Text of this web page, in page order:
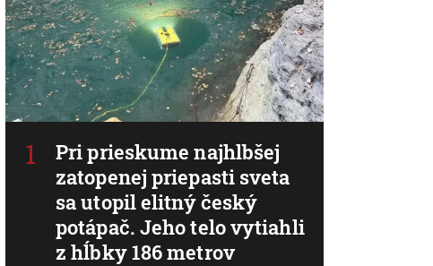
Pri prieskume najhlbšej
zatopenej priepasti sveta
sa utopil elitný český
potápač. Jeho telo vytiahli
z hĺbky 186 metrov